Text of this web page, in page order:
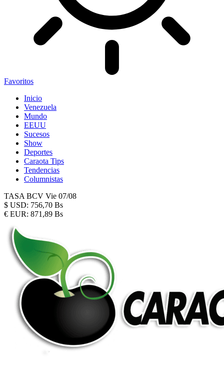
Favoritos
Inicio
Venezuela
Mundo
EEUU
Sucesos
Show
Deportes
Caraota Tips
Tendencias
Columnistas
TASA BCV Vie 07/08
$ USD: 756,70 Bs
€ EUR: 871,89 Bs